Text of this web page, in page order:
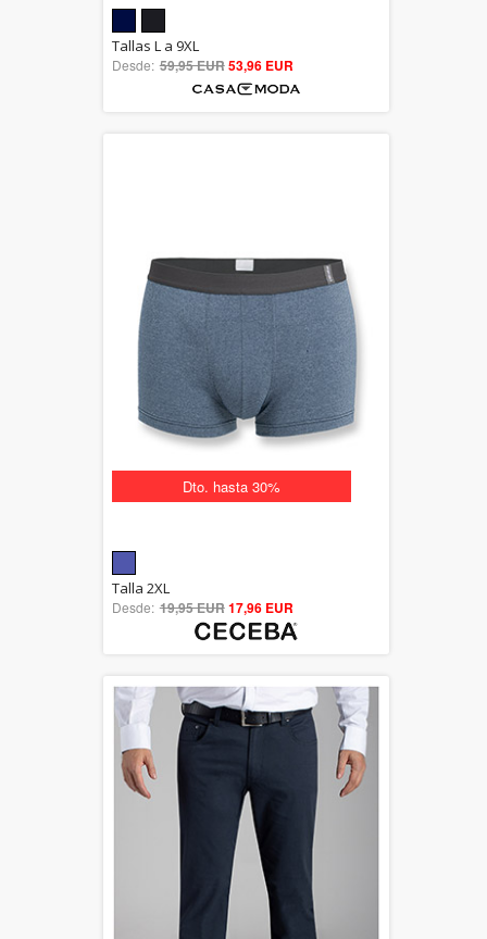
out of 5
Tallas L a 9XL
Desde: 59,95 EUR53,96 EUR
Dto. hasta 30%
out of 5
Talla 2XL
Desde: 19,95 EUR17,96 EUR